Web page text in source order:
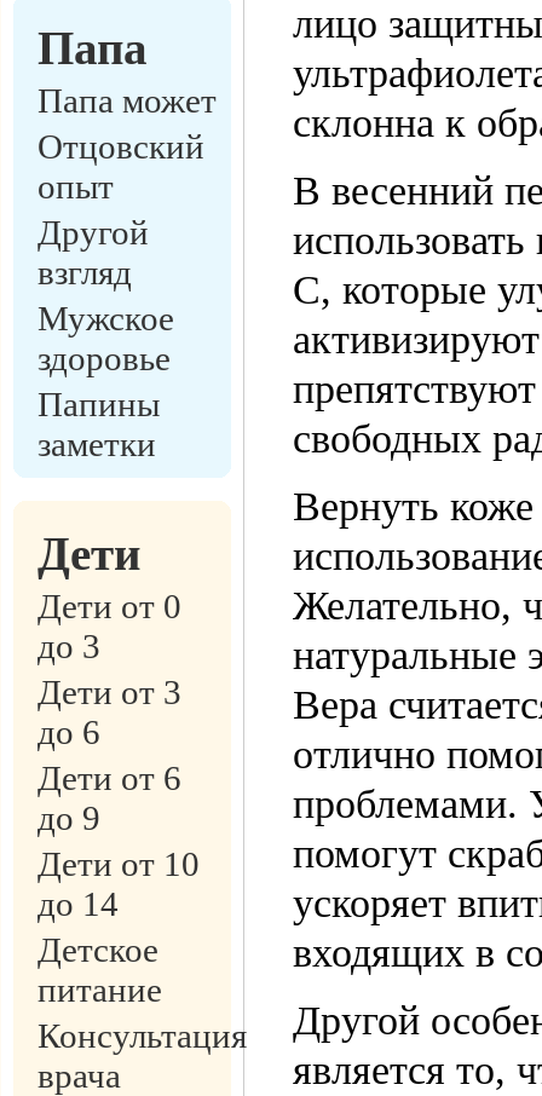
Папа
Папа может
Отцовский
опыт
Другой
взгляд
Мужское
здоровье
Папины
заметки
Дети
Дети от 0
до 3
Дети от 3
до 6
Дети от 6
до 9
Дети от 10
до 14
Детское
питание
Консультация
врача
лицо
склонна к
В весенний
С, которые
свободных
Вернуть
Желательно,
натуральные
Вера
отлично
проблемами.
помогут
ускоряет
входящих в
Другой
является то,